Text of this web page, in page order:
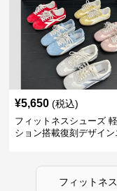
¥5,650 (税込)
フィットネスシューズ
ション搭載復刻デザイン
フィットネ